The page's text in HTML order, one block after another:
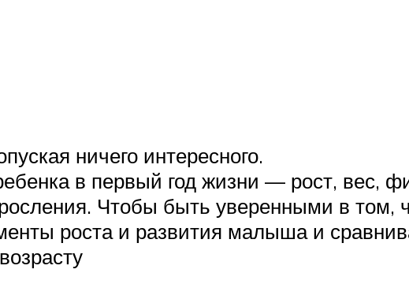
ничего интересного.
в первый год жизни — рост, вес,
Чтобы быть уверенными в том,
роста и развития малыша и